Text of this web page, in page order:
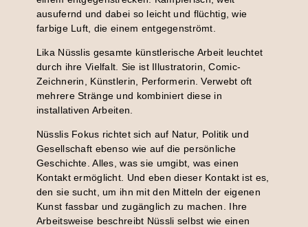
ausufernd und dabei so leicht und flüchtig, wie
farbige Luft, die einem entgegenströmt.
Lika Nüsslis gesamte künstlerische Arbeit leuchtet
durch ihre Vielfalt. Sie ist Illustratorin, Comic-
Zeichnerin, Künstlerin, Performerin. Verwebt oft
mehrere Stränge und kombiniert diese in
installativen Arbeiten.
Nüsslis Fokus richtet sich auf Natur, Politik und
Gesell­schaft ebenso wie auf die persönliche
Geschichte. Alles, was sie umgibt, was einen
Kontakt ermöglicht. Und eben dieser Kontakt ist es,
den sie sucht, um ihn mit den Mitteln der eigenen
Kunst fassbar und zugänglich zu machen. Ihre
Arbeitsweise beschreibt Nüssli selbst wie einen